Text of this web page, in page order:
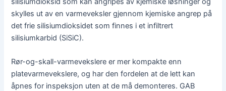
skylles ut av en varmeveksler gjennom kjemiske angrep på
det frie silisiumdioksidet som finnes i et infiltrert
silisiumkarbid (SiSiC).
Rør-og-skall-varmevekslere er mer kompakte enn
platevarmevekslere, og har den fordelen at de lett kan
åpnes for inspeksjon uten at de må demonteres. GAB